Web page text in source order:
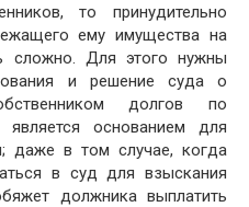
то принудительно
ему имущества на
сложно. Для этого нужны
и решение суда о
долгов по
основанием для
даже в том случае, когда
в суд для взыскания
должника выплатить